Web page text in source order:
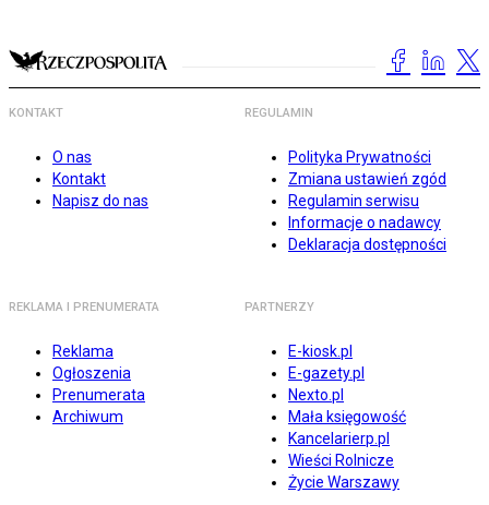
KONTAKT
O nas
Kontakt
Napisz do nas
REGULAMIN
Polityka Prywatności
Zmiana ustawień zgód
Regulamin serwisu
Informacje o nadawcy
Deklaracja dostępności
REKLAMA I PRENUMERATA
Reklama
Ogłoszenia
Prenumerata
Archiwum
PARTNERZY
E-kiosk.pl
E-gazety.pl
Nexto.pl
Mała księgowość
Kancelarierp.pl
Wieści Rolnicze
Życie Warszawy